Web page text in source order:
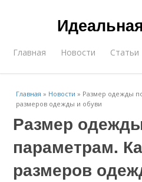
Главная Новости Статьи
Главная » Новости » Размер одежды
размеров одежды и обуви
Размер
параметрам.
размеров